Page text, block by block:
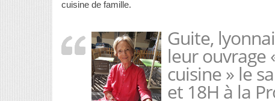
cuisine de famille.
Guite,
leur ouvrage
cuisine » le
et 18H à la